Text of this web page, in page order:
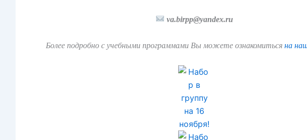
va.birpp@yandex.ru
Более подробно с учебными программами Вы можете ознакомиться на